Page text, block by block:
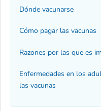
Dónde vacunarse
Cómo pagar las vacunas
Razones por las que es
Enfermedades en los
las vacunas